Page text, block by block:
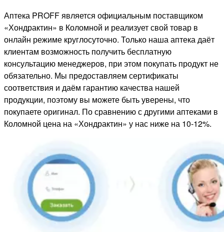
Аптека PROFF является официальным поставщиком
«Хондрактин» в Коломной и реализует свой товар в
онлайн режиме круглосуточно. Только наша аптека даёт
клиентам возможность получить бесплатную
консультацию менеджеров, при этом покупать продукт не
обязательно. Мы предоставляем сертификаты
соответствия и даём гарантию качества нашей
продукции, поэтому вы можете быть уверены, что
покупаете оригинал. По сравнению с другими аптеками в
Коломной цена на «Хондрактин» у нас ниже на 10-12%.